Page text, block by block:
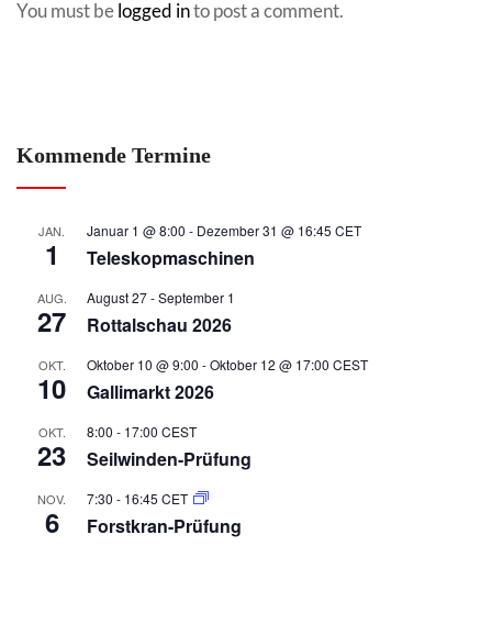
You must belogged into post a comment.
Kommende Termine
JAN.
1
Januar 1 @ 8:00 - Dezember 31 @ 16:45 CET
Teleskopmaschinen
AUG.
27
August 27-September 1
Rottalschau 2026
OKT.
10
Oktober 10 @ 9:00 -Oktober 12 @ 17:00 CEST
Gallimarkt 2026
OKT.
23
8:00 - 17:00 CEST
Seilwinden-Prüfung
NOV.
6
7:30 - 16:45 CET
Forstkran-Prüfung